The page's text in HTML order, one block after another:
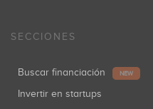
SECCIONES
Buscar financiación NEW
Invertir en startups